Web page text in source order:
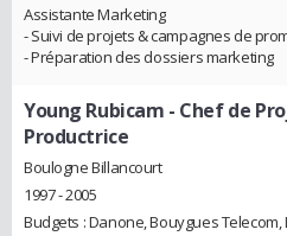
Assistante Marketing
- Suivi de projets & campagnes de
- Préparation des dossiers marketing
Young Rubicam - Chef de
Productrice
Boulogne Billancourt
1997 - 2005
Budgets : Danone, Bouygues Telecom,